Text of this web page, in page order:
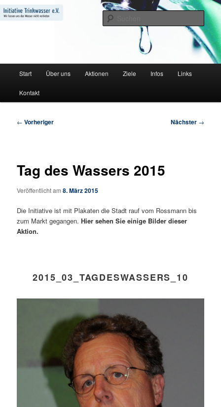
Zum
primären
Initiative Trinkwasser e.V.
Wir lassen uns das Wasser nicht verbieten
Start Über uns Aktionen Ziele Infos Links
Kontakt
Beitragsnavigation
← Vorheriger Nächster →
Tag des Wassers 2015
Veröffentlicht am8. März 2015
Die Initiative ist mit Plakaten die Stadt rauf vom Rossmann bis
zum Markt gegangen.Hier sehen Sie einige Bilder dieser
Aktion.
2015_03_TAGDESWASSERS_10